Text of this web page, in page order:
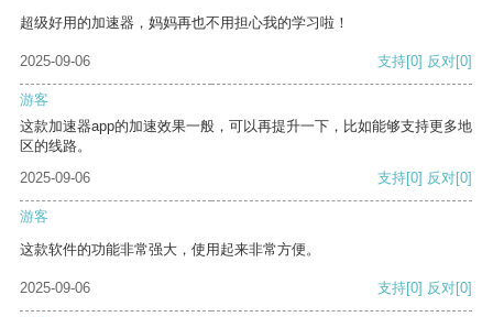
超级好用的加速器，妈妈再也不用担心我的学习啦！
2025-09-06 支持[0] 反对[0]
游客
这款加速器app的加速效果一般，可以再提升一下，比如能够支持更多地
区的线路。
2025-09-06
支持[0] 反对[0]
游客
这款软件的功能非常强大，使用起来非常方便。
2025-09-06 支持[0] 反对[0]